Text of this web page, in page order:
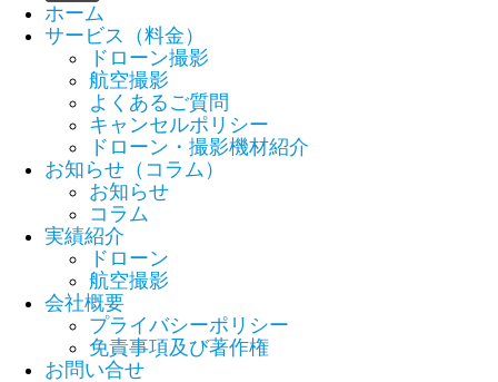
ホーム
サービス（料金）
ドローン撮影
航空撮影
よくあるご質問
キャンセルポリシー
ドローン・撮影機材紹介
お知らせ（コラム）
お知らせ
コラム
実績紹介
ドローン
航空撮影
会社概要
プライバシーポリシー
免責事項及び著作権
お問い合せ